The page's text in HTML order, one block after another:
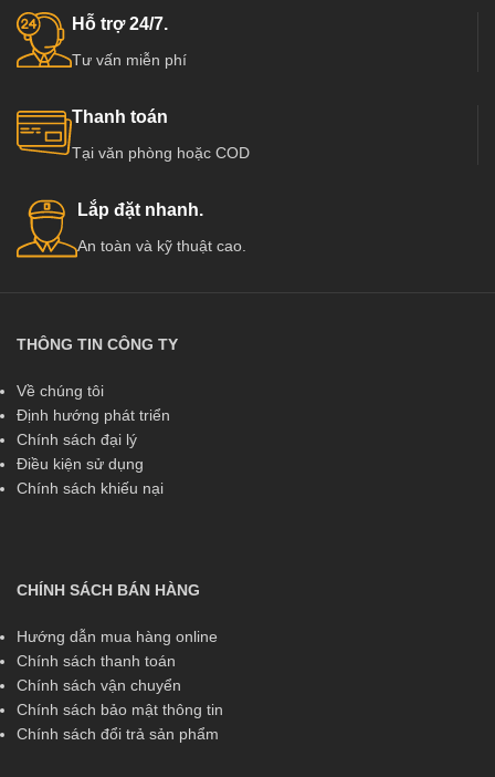
Hỗ trợ 24/7.
Tư vấn miễn phí
Thanh toán
Tại văn phòng hoặc COD
Lắp đặt nhanh.
An toàn và kỹ thuật cao.
THÔNG TIN CÔNG TY
Về chúng tôi
Định hướng phát triển
Chính sách đại lý
Điều kiện sử dụng
Chính sách khiếu nại
CHÍNH SÁCH BÁN HÀNG
Hướng dẫn mua hàng online
Chính sách thanh toán
Chính sách vận chuyển
Chính sách bảo mật thông tin
Chính sách đổi trả sản phẩm